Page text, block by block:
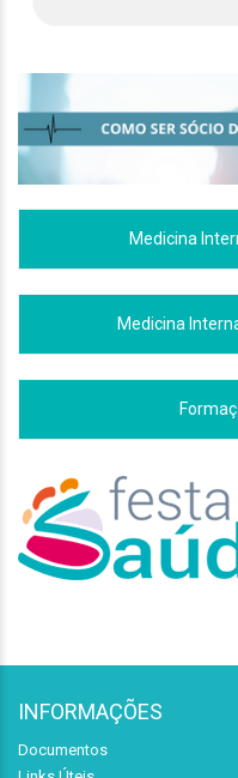
Medicina
Medicina
INFORMAÇÕES
Documentos